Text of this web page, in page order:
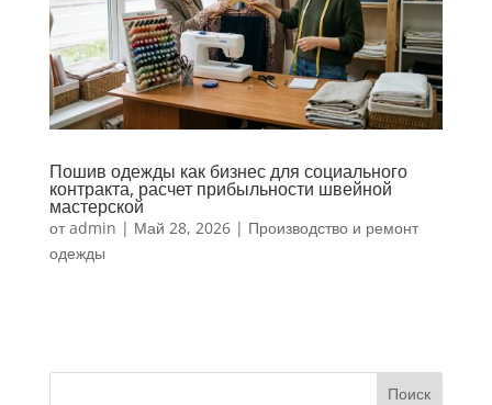
Пошив одежды как бизнес для социального
контракта, расчет прибыльности швейной
мастерской
отadmin | Май 28, 2026| Производство и ремонт
одежды